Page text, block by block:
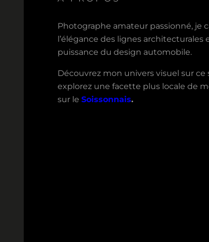
Photographe amateur passionné, je
l’élégance des lignes architecturales
puissance du design automobile.
Découvrez mon univers visuel sur ce
explorez une facette plus locale de
sur leSoissonnais.